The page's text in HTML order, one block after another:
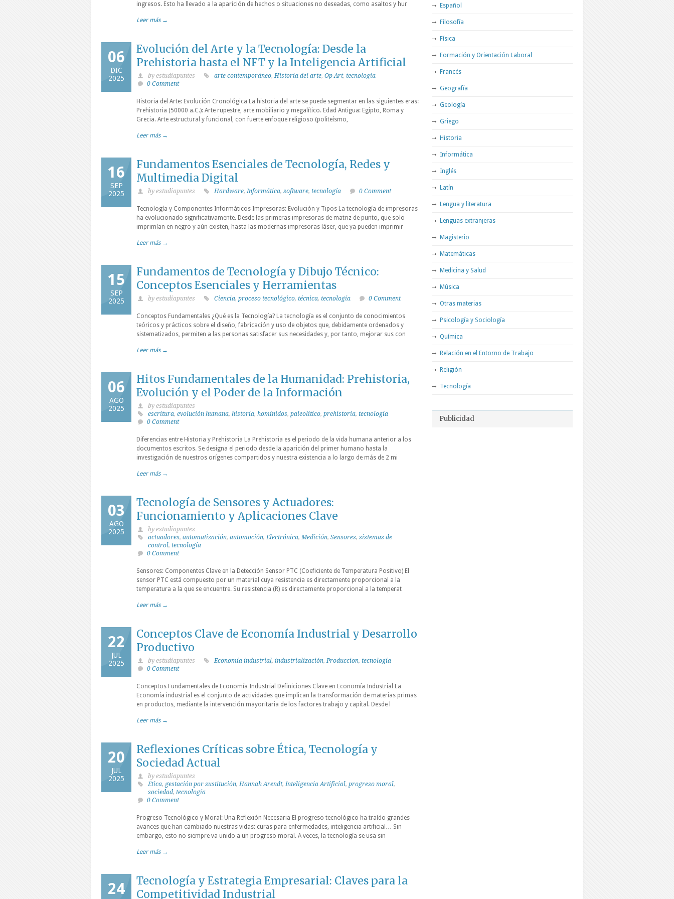
ingresos. Esto ha llevado a la aparición de hechos o situaciones no deseadas, como asaltos y hur
Leer más →
06
DIC
2025
Evolución del Arte y la Tecnología: Desde la
Prehistoria hasta el NFT y la Inteligencia Artificial
by estudiapuntes arte contemporáneo,Historia del arte, Op Art, tecnología
0 Comment
Historia del Arte: Evolución Cronológica La historia del arte se puede segmentar en las siguientes eras:
Prehistoria (50000 a.C.): Arte rupestre, arte mobiliario y megalítico. Edad Antigua: Egipto, Roma y
Grecia. Arte estructural y funcional, con fuerte enfoque religioso (politeísmo,
Leer más →
16
SEP
2025
Fundamentos Esenciales de Tecnología, Redes y
Multimedia Digital
by estudiapuntes Hardware,Informática, software, tecnología 0 Comment
Tecnología y Componentes Informáticos Impresoras: Evolución y Tipos La tecnología de impresoras
ha evolucionado significativamente. Desde las primeras impresoras de matriz de punto, que solo
imprimían en negro y aún existen, hasta las modernas impresoras láser, que ya pueden imprimir
Leer más →
15
SEP
2025
Fundamentos de Tecnología y Dibujo Técnico:
Conceptos Esenciales y Herramientas
by estudiapuntes Ciencia, proceso tecnológico, técnica, tecnología 0 Comment
Conceptos Fundamentales ¿Qué es la Tecnología? La tecnología es el conjunto de conocimientos
teóricos y prácticos sobre el diseño, fabricación y uso de objetos que, debidamente ordenados y
sistematizados, permiten a las personas satisfacer sus necesidades y, por tanto, mejorar sus con
Leer más →
06
AGO
2025
Hitos Fundamentales de la Humanidad: Prehistoria,
Evolución y el Poder de la Información
by estudiapuntes
escritura, evolución humana, historia, homínidos, paleolítico, prehistoria, tecnología
0 Comment
Diferencias entre Historia y Prehistoria La Prehistoria es el periodo de la vida humana anterior a los
documentos escritos. Se designa el periodo desde la aparición del primer humano hasta la
investigación de nuestros orígenes compartidos y nuestra existencia a lo largo de más de 2 mi
Leer más →
03
AGO
2025
Tecnología de Sensores y Actuadores:
Funcionamiento y Aplicaciones Clave
by estudiapuntes
actuadores, automatización, automoción,Electrónica,Medición, Sensores, sistemas de
control, tecnología
0 Comment
Sensores: Componentes Clave en la Detección Sensor PTC (Coeficiente de Temperatura Positivo) El
sensor PTC está compuesto por un material cuya resistencia es directamente proporcional a la
temperatura a la que se encuentre. Su resistencia (R) es directamente proporcional a la temperat
Leer más →
22
JUL
2025
Conceptos Clave de Economía Industrial y Desarrollo
Productivo
by estudiapuntes Economía industrial, industrialización,Produccion, tecnología
0 Comment
Conceptos Fundamentales de Economía Industrial Definiciones Clave en Economía Industrial La
Economía industrial es el conjunto de actividades que implican la transformación de materias primas
en productos, mediante la intervención mayoritaria de los factores trabajo y capital. Desde l
Leer más →
20
JUL
2025
Reflexiones Críticas sobre Ética, Tecnología y
Sociedad Actual
by estudiapuntes
Etica, gestación por sustitución,Hannah Arendt,Inteligencia Artificial, progreso moral,
sociedad, tecnología
0 Comment
Progreso Tecnológico y Moral: Una Reflexión Necesaria El progreso tecnológico ha traído grandes
avances que han cambiado nuestras vidas: curas para enfermedades, inteligencia artificial… Sin
embargo, esto no siempre va unido a un progreso moral. A veces, la tecnología se usa sin
Leer más →
24
Tecnología y Estrategia Empresarial: Claves para la
Competitividad Industrial
Español
Filosofía
Física
Formación y Orientación Laboral
Francés
Geografía
Geología
Griego
Historia
Informática
Inglés
Latín
Lengua y literatura
Lenguas extranjeras
Magisterio
Matemáticas
Medicina y Salud
Música
Otras materias
Psicología y Sociología
Química
Relación en el Entorno de Trabajo
Religión
Tecnología
Publicidad